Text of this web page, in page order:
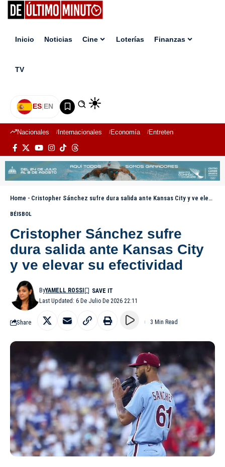
Inicio Noticias Cine Loterías Finanzas
TV
ES|EN
Nacionales Internacionales Economía Entretenimiento
Home - Cristopher Sánchez sufre dura salida ante Kansas City y ve elevar su efectividad
BÉISBOL
Cristopher Sánchez sufre
dura salida ante Kansas City
y ve elevar su efectividad
Last Updated: 6 De Julio De 2026 22:11
ByYAMELL ROSSI
Share 3 Min Read